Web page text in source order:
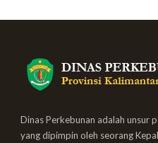
Dinas Perkebunan adalah unsur
yang dipimpin oleh seorang